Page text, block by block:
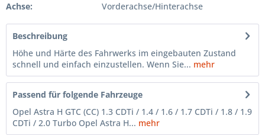
Achse:
Vorderachse/Hinterachse
Beschreibung
Höhe und Härte des Fahrwerks im eingebauten Zustand
schnell und einfach einzustellen. Wenn Sie... mehr
Passend für folgende Fahrzeuge
Opel Astra H GTC (CC) 1.3 CDTi / 1.4 / 1.6 / 1.7 CDTi / 1.8 / 1.9
CDTi / 2.0 Turbo Opel Astra H... mehr